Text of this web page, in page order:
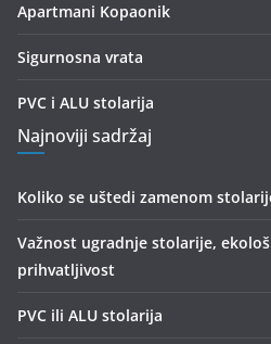
Apartmani Kopaonik
Sigurnosna vrata
PVC i ALU stolarija
Najnoviji sadržaj
Koliko se uštedi zamenom
Važnost ugradnje stolarije,
prihvatljivost
PVC ili ALU stolarija